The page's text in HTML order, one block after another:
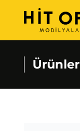
Ürünler